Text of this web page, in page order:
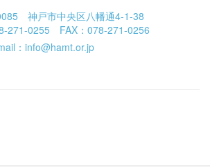
神戸市中央区八幡通4-1-38
271-0255 FAX：078-271-0256
：info@hamt.or.jp